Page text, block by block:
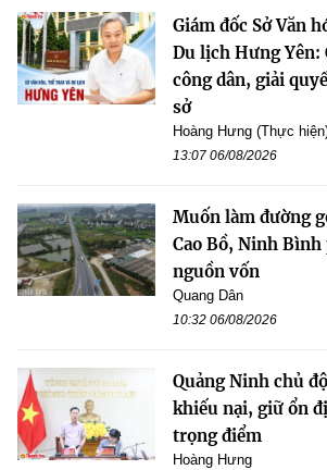
Giám đốc Sở Văn
Du lịch Hưng Yên:
công dân, giải
sở
Hoàng Hưng (Thực
13:07 06/08/2026
Muốn làm đường
Cao Bồ, Ninh
nguồn vốn
Quang Dân
10:32 06/08/2026
Quảng Ninh chủ
khiếu nại, giữ ổn
trọng điểm
Hoàng Hưng